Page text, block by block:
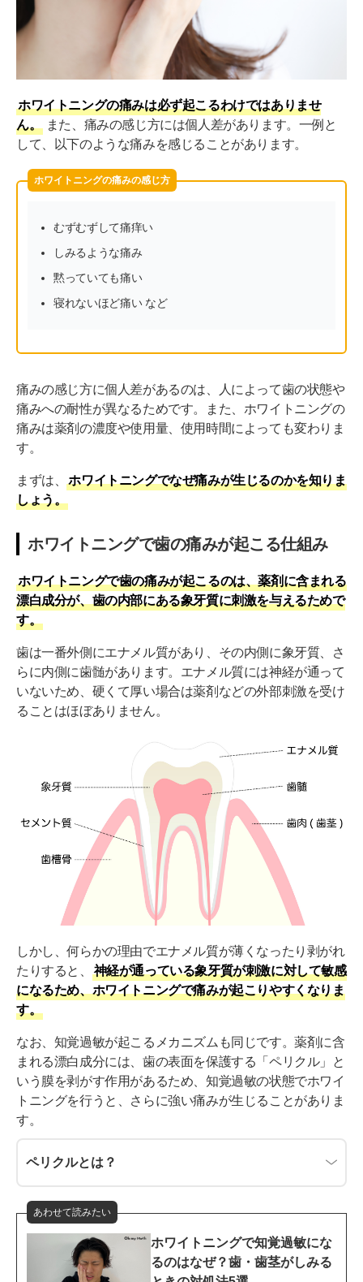
ホワイトニングの痛みを軽減する5つの対策
痛み止めの薬を飲む
「CPP-ACP」配合のガムを噛む
フッ素ジェルを塗る
うがいや歯磨きをする
ホワイトニングの痛みを我慢せず歯科医師に相談を
ホワイトニングの痛みは必ず起こるわけではありませ
ん。
また、痛みの感じ方には個人差があります。一例と
して、以下のような痛みを感じることがあります。
ホワイトニングの痛みの感じ方
むずむずして痛痒い
しみるような痛み
黙っていても痛い
寝れないほど痛い など
痛みの感じ方に個人差があるのは、人によって歯の状態や
痛みへの耐性が異なるためです。また、ホワイトニングの
痛みは薬剤の濃度や使用量、使用時間によっても変わりま
す。
まずは、
ホワイトニングでなぜ痛みが生じるのかを知りま
しょう。
ホワイトニングで歯の痛みが起こる仕組み
ホワイトニングで歯の痛みが起こるのは、薬剤に含まれる
漂白成分が、歯の内部にある象牙質に刺激を与えるためで
す。
歯は一番外側にエナメル質があり、その内側に象牙質、さ
らに内側に歯髄があります。エナメル質には神経が通って
いないため、硬くて厚い場合は薬剤などの外部刺激を受け
ることはほぼありません。
しかし、何らかの理由でエナメル質が薄くなったり剥がれ
たりすると、
神経が通っている象牙質が刺激に対して敏感
になるため、ホワイトニングで痛みが起こりやすくなりま
す。
なお、知覚過敏が起こるメカニズムも同じです。薬剤に含
まれる漂白成分には、歯の表面を保護する「ペリクル」と
いう膜を剥がす作用があるため、知覚過敏の状態でホワイ
トニングを行うと、さらに強い痛みが生じることがありま
す。
ペリクルとは？
あわせて読みたい
ホワイトニングで知覚過敏にな
るのはなぜ？歯・歯茎がしみる